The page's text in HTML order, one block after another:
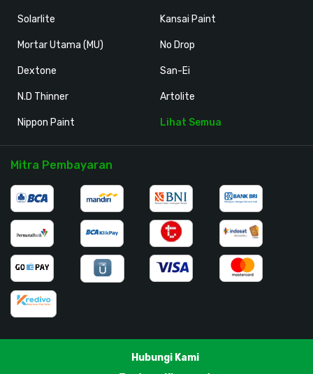
Solarlite
Mortar Utama (MU)
Dextone
N.D Thinner
Nippon Paint
Kansai Paint
No Drop
San-Ei
Artolite
Lihat Semua
Mitra Pembayaran
Hubungi Kami